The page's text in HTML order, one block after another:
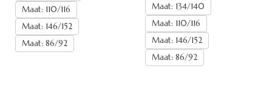
Maat: 110/116
Maat: 146/152
Maat: 86/92
Maat: 134/140
Maat: 110/116
Maat: 146/152
Maat: 86/92